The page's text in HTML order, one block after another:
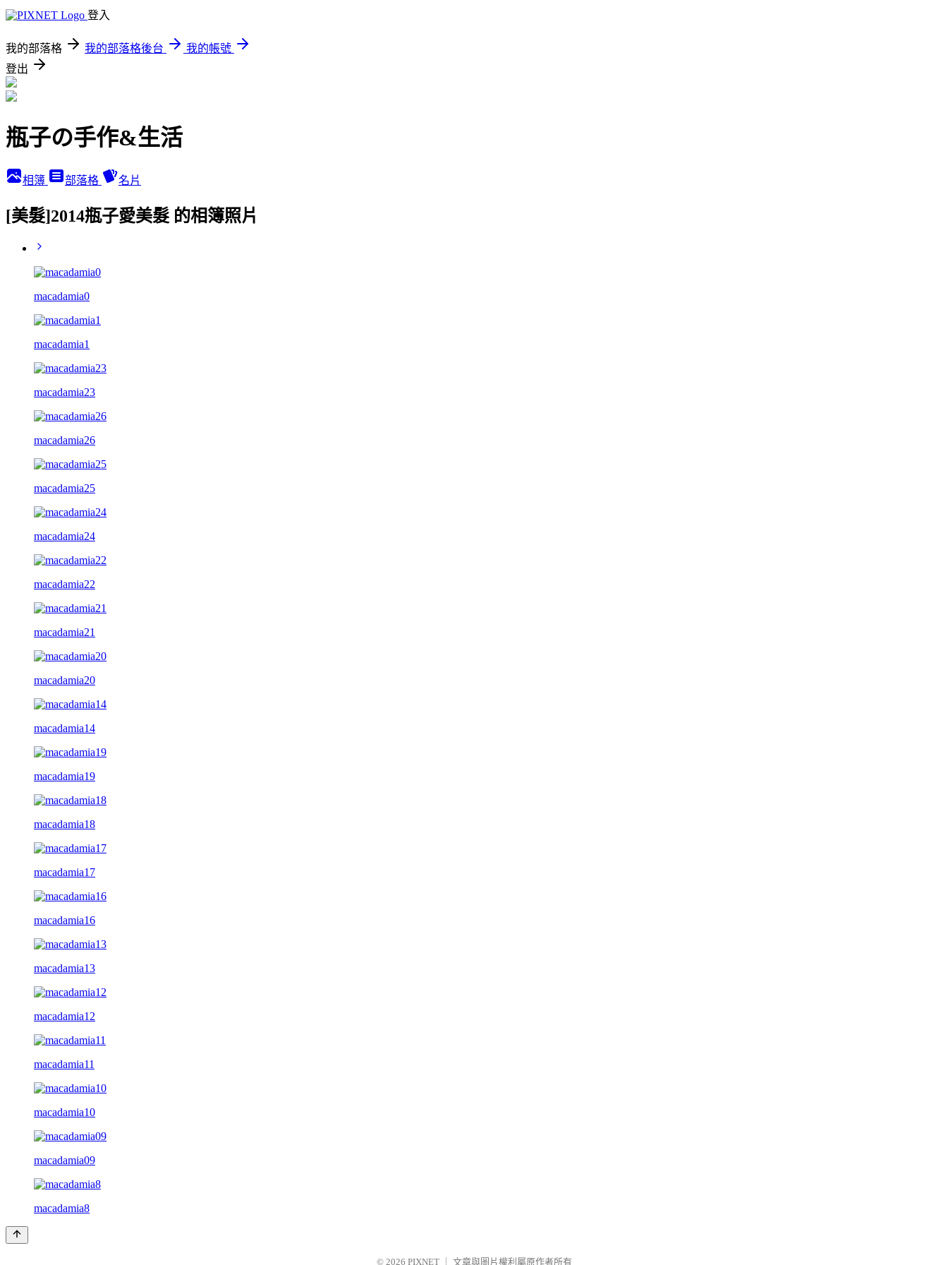
登入
我的部落格 我的部落格後台
我的帳號
登出
瓶子の手作&生活
相簿 部落格 名片
[美髮]2014瓶子愛美髮 的相簿照片
macadamia0
macadamia1
macadamia23
macadamia26
macadamia25
macadamia24
macadamia22
macadamia21
macadamia20
macadamia14
macadamia19
macadamia18
macadamia17
macadamia16
macadamia13
macadamia12
macadamia11
macadamia10
macadamia09
macadamia8
© 2026 PIXNET 文章與圖片權利屬原作者所有